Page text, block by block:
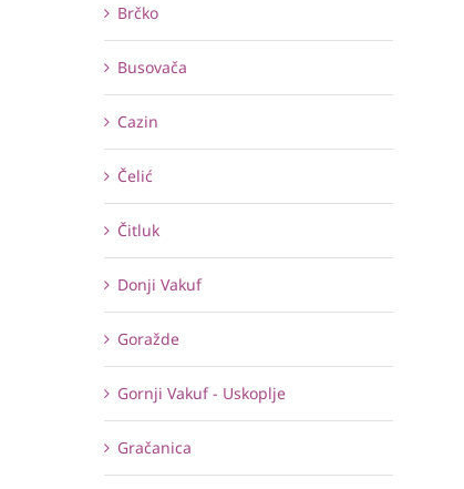
Brčko
Busovača
Cazin
Čelić
Čitluk
Donji Vakuf
Goražde
Gornji Vakuf - Uskoplje
Gračanica